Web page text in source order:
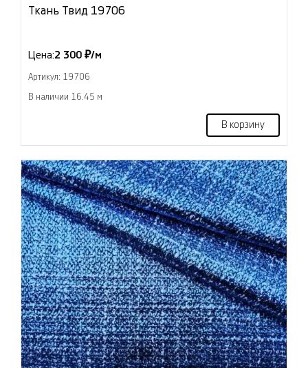
Ткань Твид 19706
Цена:2 300 ₽/м
Артикул: 19706
В наличии 16.45 м
В корзину